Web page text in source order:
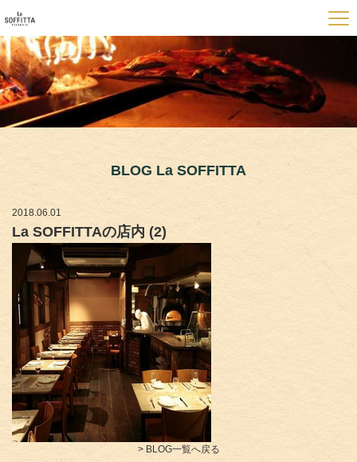
BLOG La SOFFITTA
2018.06.01
La SOFFITTAの店内 (2)
> BLOG一覧へ戻る